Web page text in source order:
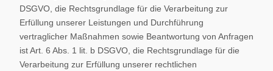
DSGVO, die Rechtsgrundlage für die Verarbeitung zur
Erfüllung unserer Leistungen und Durchführung
vertraglicher Maßnahmen sowie Beantwortung von Anfragen
ist Art. 6 Abs. 1 lit. b DSGVO, die Rechtsgrundlage für die
Verarbeitung zur Erfüllung unserer rechtlichen